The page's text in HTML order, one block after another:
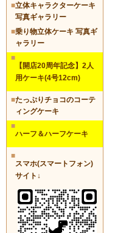
■立体キャラクターケーキ
写真ギャラリー
■乗り物立体ケーキ 写真ギ
ャラリー
■
【開店20周年記念】2人
用ケーキ(4号12cm)
■たっぷりチョコのコーテ
ィングケーキ
■
ハーフ＆ハーフケーキ
■
スマホ(スマートフォン)
サイト↓